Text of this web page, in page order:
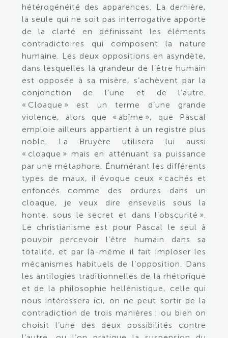
hétérogénéité des apparences. La dernière,
la seule qui ne soit pas interrogative apporte
de la clarté en définissant les éléments
contradictoires qui composent la nature
humaine. Les deux oppositions en asyndète,
dans lesquelles la grandeur de l’être humain
est opposée à sa misère, s’achèvent par la
conjonction de l’une et de l’autre.
« Cloaque » est un terme d’une grande
violence, alors que « abîme », que Pascal
emploie ailleurs appartient à un registre plus
noble. La Bruyère utilisera lui aussi
« cloaque » mais en atténuant sa puissance
par une métaphore. Énumérant les différents
types de maux, il évoque ceux « cachés et
enfoncés comme des ordures dans un
cloaque, je veux dire ensevelis sous la
honte, sous le secret et dans l’obscurité ».
Le christianisme est pour Pascal le seul à
pouvoir percevoir l’être humain dans sa
totalité, et par là-même il fait imploser les
mécanismes habituels de l’opposition. Dans
les antilogies traditionnelles de la rhétorique
et de la philosophie hellénistique, celle qui
nous intéressera ici, on ne peut sortir de la
contradiction de trois manières : ou bien on
choisit l’une des deux possibilités contre